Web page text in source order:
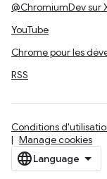
@ChromiumDev sur
YouTube
Chrome pour les
RSS
Conditions
Manage cookies